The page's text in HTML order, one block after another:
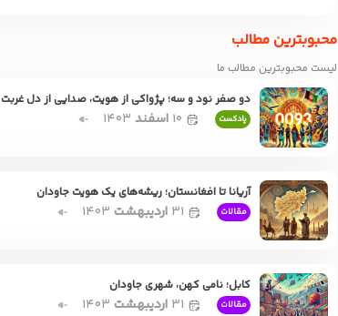
محبوبترین مطالب
لیست محبوبترین مطالب ما
دو صفر نود و سه؛ پژواکی از هویت، صدایی از دل غربت
پادکست ۱۰ اسفند ۱۴۰۳
آریانا تا افغانستان؛ ریشه‌های یک هویت جاودان
مقالات ۳۱ اردیبهشت ۱۴۰۳
کابل؛ نامی کهن، شهری جاودان
مقالات ۳۱ اردیبهشت ۱۴۰۳